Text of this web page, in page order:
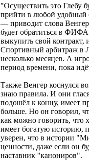
"Осуществить это Глебу
прийти в любой удобный
— приводит слова
будет обратиться в
выкупить свой контракт,
Спортивный арбитраж в
несколько месяцев. А
период времени, пока
Также Венгер коснулся
знаю правила. И они
подошёл к концу, имеет
больше. Но он говорил,
как можно говорить, что
имеет богатую историю,
уверен, что в истории
ценности, даже если он
наставник "канониров".